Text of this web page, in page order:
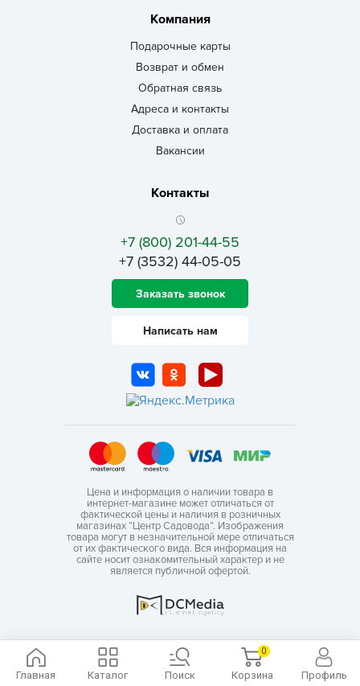
Главная Каталог Поиск
0
Корзина Профиль
Компания
Подарочные карты
Возврат и обмен
Обратная связь
Адреса и контакты
Доставка и оплата
Вакансии
Контакты
+7 (800) 201-44-55
+7 (3532) 44-05-05
Заказать звонок
Написать нам
Цена и информация о наличии товара в
интернет-магазине может отличаться от
фактической цены и наличия в розничных
магазинах “Центр Садовода”. Изображения
товара могут в незначительной мере отличаться
от их фактического вида. Вся информация на
сайте носит ознакомительный характер и не
является публичной офертой.